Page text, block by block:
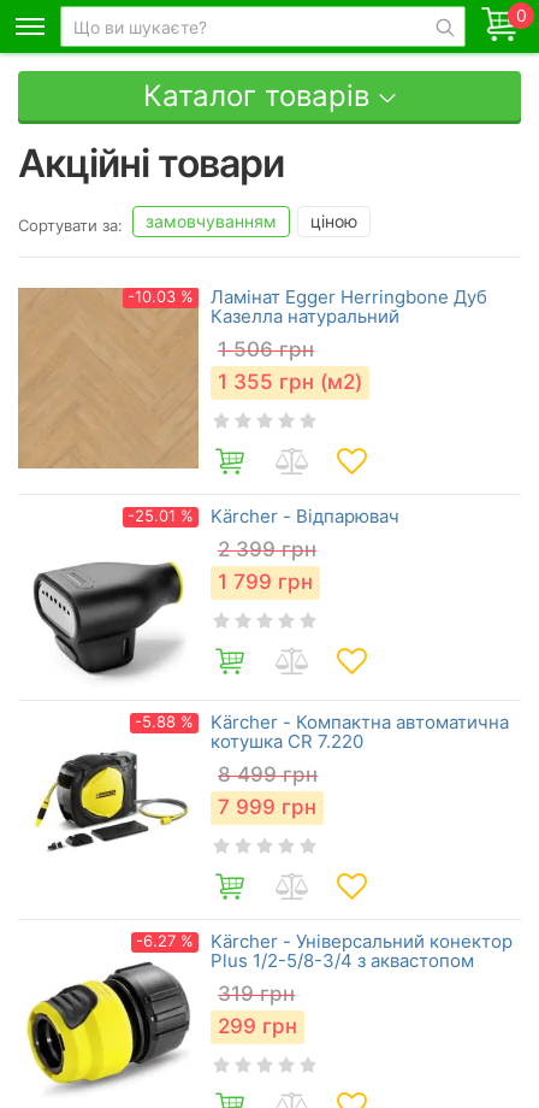
0
Каталог товарів
Акційні товари
Сортувати за: замовчуванням ціною
-10.03 %
Ламінат Egger Herringbone Дуб
Казелла натуральний
1 506 грн
1 355 грн (м2)
-25.01 % Kärcher - Відпарювач
2 399 грн
1 799 грн
-5.88 %
Kärcher - Компактна автоматична
котушка CR 7.220
8 499 грн
7 999 грн
-6.27 %
Kärcher - Універсальний конектор
Plus 1/2-5/8-3/4 з аквастопом
319 грн
299 грн